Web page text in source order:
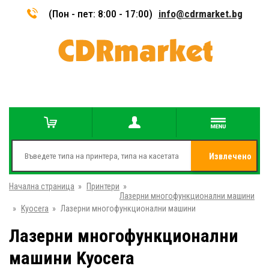
(Пон - пет: 8:00 - 17:00) info@cdrmarket.bg
Извлечено
Начална страница » Принтери »
Лазерни многофункционални машини
»
Kyocera » Лазерни многофункционални машини
Лазерни многофункционални
машини Kyocera